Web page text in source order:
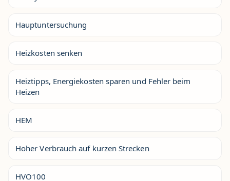
Hauptuntersuchung
Heizkosten senken
Heiztipps, Energiekosten sparen und Fehler beim
Heizen
HEM
Hoher Verbrauch auf kurzen Strecken
HVO100